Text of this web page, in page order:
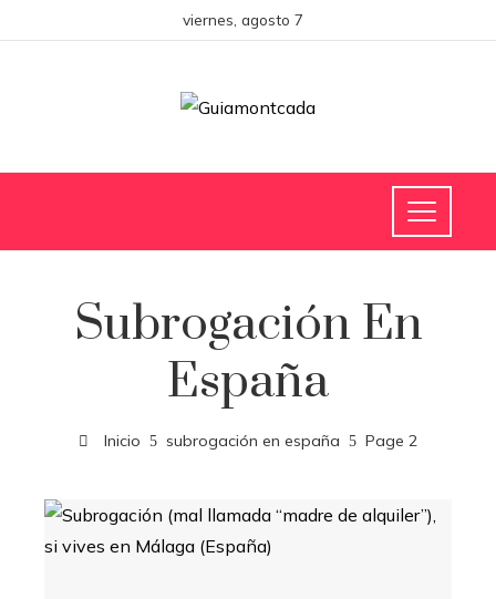
viernes, agosto 7
Subrogación En
España
Inicio subrogación en españa Page 2